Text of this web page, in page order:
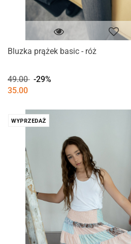
Bluzka prążek basic - róż
49.00 -29%
35.00
WYPRZEDAŻ